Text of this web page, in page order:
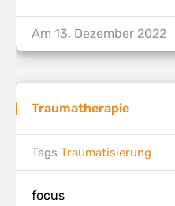
Am13. Dezember 2022
Traumatherapie
TagsTraumatisierung
focus